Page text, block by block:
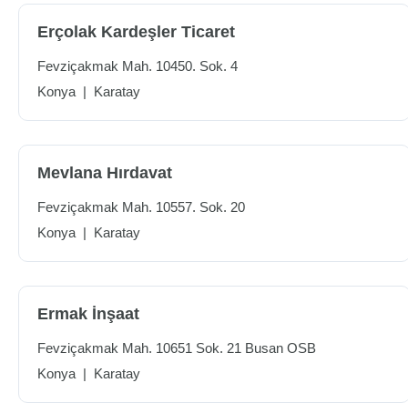
Erçolak Kardeşler Ticaret
Fevziçakmak Mah. 10450. Sok. 4
Konya | Karatay
Mevlana Hırdavat
Fevziçakmak Mah. 10557. Sok. 20
Konya | Karatay
Ermak İnşaat
Fevziçakmak Mah. 10651 Sok. 21 Busan OSB
Konya | Karatay